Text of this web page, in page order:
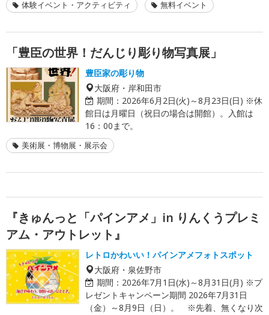
体験イベント・アクティビティ 無料イベント
「豊臣の世界！だんじり彫り物写真展」
豊臣家の彫り物
大阪府・岸和田市
期間： 2026年6月2日(火)～8月23日(日) ※休
館日は月曜日（祝日の場合は開館）。入館は
16：00まで。
美術展・博物展・展示会
『きゅんっと「パインアメ」in りんくうプレミ
アム・アウトレット』
レトロかわいい！パインアメフォトスポット
大阪府・泉佐野市
期間： 2026年7月1日(水)～8月31日(月) ※プ
レゼントキャンペーン期間 2026年7月31日
（金）～8月9日（日）。 ※先着、無くなり次